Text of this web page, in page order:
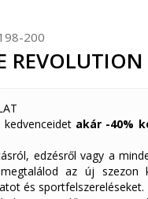
200
akár -40%
edzésről vagy a
az új szezon
és sportfelszereléseket.